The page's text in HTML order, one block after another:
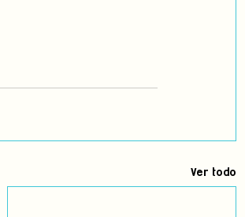
Ver todo